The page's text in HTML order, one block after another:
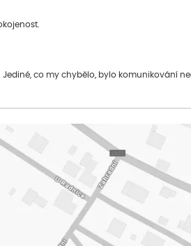
Jediné, co my chybělo, bylo komunikování